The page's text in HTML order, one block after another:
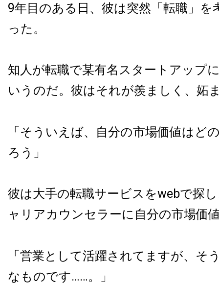
9年目のある日、彼は突然「転職」を
った。
知人が転職で某有名スタートアップ
いうのだ。彼はそれが羨ましく、妬
「そういえば、自分の市場価値はど
ろう」
彼は大手の転職サービスをwebで探
ャリアカウンセラーに自分の市場価
「営業として活躍されてますが、そ
なものです……。」